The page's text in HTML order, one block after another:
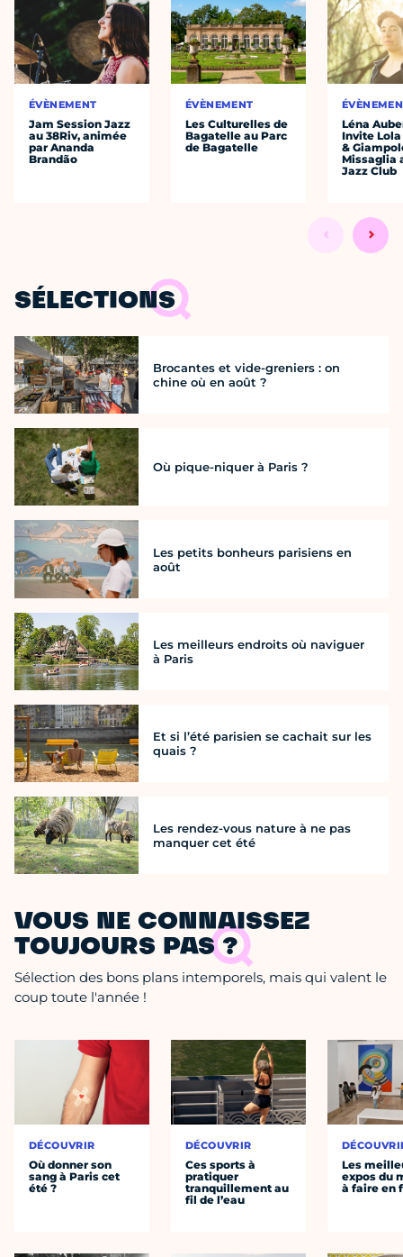
ÉVÈNEMENT
Jam Session Jazz
au 38Riv, animée
par Ananda
Brandão
ÉVÈNEMENT
Les Culturelles de
Bagatelle au Parc
de Bagatelle
Léna
Invite Lola
&
Missaglia
Jazz Club
SÉLECTIONS
Brocantes et vide-greniers : on
chine où en août ?
Où pique-niquer à Paris ?
Les petits bonheurs parisiens en
août
Les meilleurs endroits où naviguer
à Paris
Et si l’été parisien se cachait sur les
quais ?
Les rendez-vous nature à ne pas
manquer cet été
VOUS NE CONNAISSEZ
TOUJOURS PAS ?
Sélection des bons plans intemporels, mais qui valent le
coup toute l'année !
DÉCOUVRIR
Où donner son
sang à Paris cet
été ?
DÉCOUVRIR
Ces sports à
pratiquer
tranquillement au
fil de l’eau
Les
expos du
à faire en